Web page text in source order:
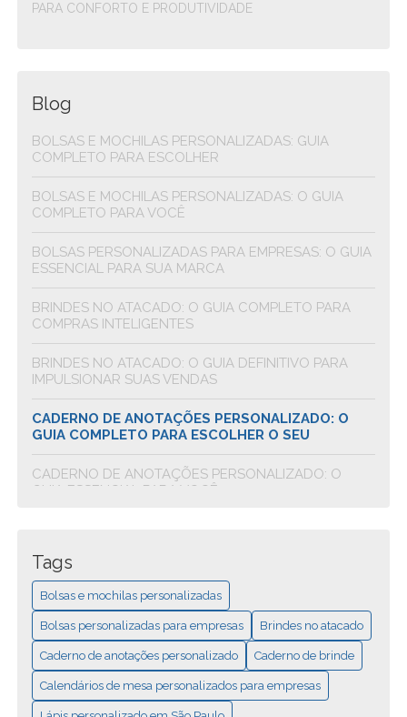
PARA CONFORTO E PRODUTIVIDADE
Blog
BOLSAS E MOCHILAS PERSONALIZADAS: GUIA
COMPLETO PARA ESCOLHER
BOLSAS E MOCHILAS PERSONALIZADAS: O GUIA
COMPLETO PARA VOCÊ
BOLSAS PERSONALIZADAS PARA EMPRESAS: O GUIA
ESSENCIAL PARA SUA MARCA
BRINDES NO ATACADO: O GUIA COMPLETO PARA
COMPRAS INTELIGENTES
BRINDES NO ATACADO: O GUIA DEFINITIVO PARA
IMPULSIONAR SUAS VENDAS
CADERNO DE ANOTAÇÕES PERSONALIZADO: O
GUIA COMPLETO PARA ESCOLHER O SEU
CADERNO DE ANOTAÇÕES PERSONALIZADO: O
GUIA ESSENCIAL PARA VOCÊ
CALENDÁRIOS DE MESA PERSONALIZADOS PARA
EMPRESAS: O GUIA ESSENCIAL
CALENDÁRIOS DE MESA PERSONALIZADOS PARA
EMPRESAS: UM GUIA PRÁTICO
LÁPIS PERSONALIZADO EM SÃO PAULO: DESCUBRA
OPÇÕES INCRÍVEIS
Tags
Bolsas e mochilas personalizadas
Bolsas personalizadas para empresas Brindes no atacado
Caderno de anotações personalizado Caderno de brinde
Calendários de mesa personalizados para empresas